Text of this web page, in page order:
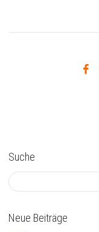
Suche
Neue Beiträge